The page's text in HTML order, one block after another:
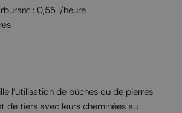
: 0,55 l/heure
l’utilisation de bûches ou de pierres
de tiers avec leurs cheminées au